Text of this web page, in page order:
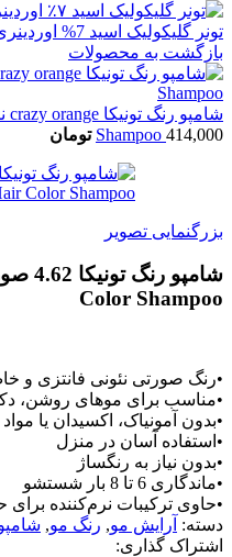
تونر گلیکولیک اسید 7% اوردینری
بازگشت به محصولات
Shampoo 414,000 تومان
بزرگنمایی تصویر
Color Shampoo
•رنگ صورتی نئونی فانتزی و
•مناسب برای موهای روشن،
•بدون آمونیاک، اکسیدان یا
•استفاده آسان در منزل
•بدون نیاز به رنگساژ
•ماندگاری 6 تا 8 بار شستشو
•حاوی ترکیبات نرم‌کننده
دسته: آرایش مو, رنگ مو,
اشتراک گذاری: